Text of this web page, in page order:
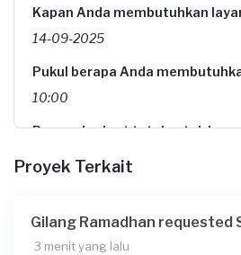
Kapan Anda membutuhkan
14-09-2025
Pukul berapa Anda
10:00
Berapa budget total untuk
Rp85.000 + Rp11.000 (biaya
Transaksi)
Proyek Terkait
Gilang Ramadhan requested
3 menit yang lalu